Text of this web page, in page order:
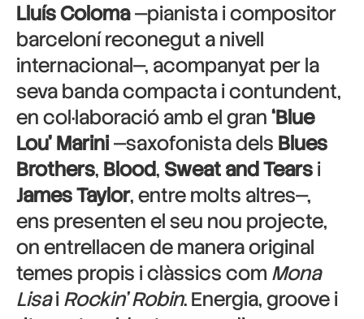
Lluís Coloma—pianista i compositor
barceloní reconegut a nivell
internacional—, acompanyat per la
seva banda compacta i contundent,
en col·laboració amb el gran‘Blue
Lou’ Marini—saxofonista dels Blues
Brothers, Blood, Sweatand Tearsi
James Taylor, entre molts altres—,
ens presenten el seu nou projecte,
on entrellacen de manera original
temes propis i clàssics com Mona
LisaiRockin’ Robin. Energia, groove i